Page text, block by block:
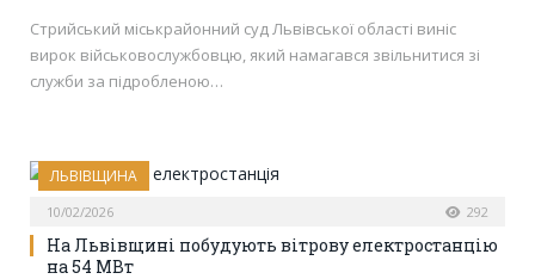
Стрийський міськрайонний суд Львівської області виніс
вирок військовослужбовцю, який намагався звільнитися зі
служби за підробленою…
ЛЬВІВЩИНА
10/02/2026 292
На Львівщині побудують вітрову електростанцію
на 54 МВт